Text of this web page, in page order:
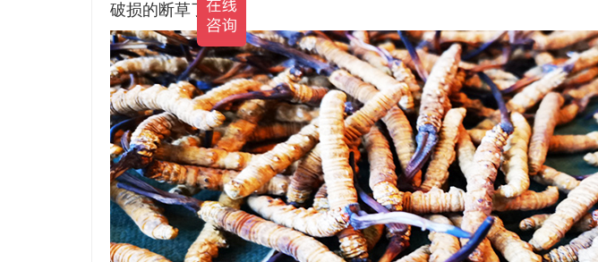
破损的断草了。